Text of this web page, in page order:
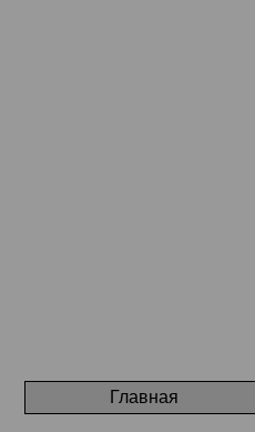
Главная